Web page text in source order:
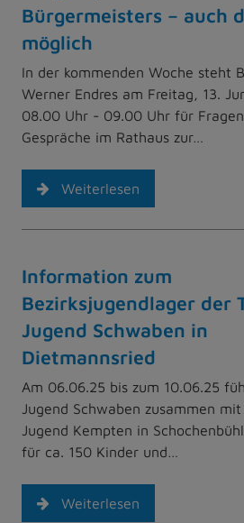
Bürgermeisters – auch
möglich
In der kommenden Woche steht
Werner Endres am Freitag, 13.
08.00 Uhr - 09.00 Uhr für
Gespräche im Rathaus zur…
Weiterlesen
Information zum
Bezirksjugendlager der
Jugend Schwaben in
Dietmannsried
Am 06.06.25 bis zum 10.06.25
Jugend Schwaben zusammen
Jugend Kempten in
für ca. 150 Kinder und…
Weiterlesen